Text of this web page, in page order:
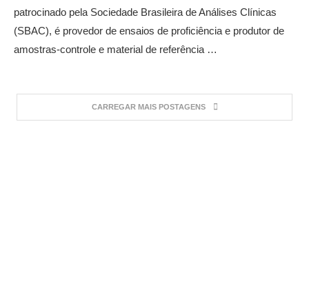
patrocinado pela Sociedade Brasileira de Análises Clínicas
(SBAC), é provedor de ensaios de proficiência e produtor de
amostras-controle e material de referência …
CARREGAR MAIS POSTAGENS